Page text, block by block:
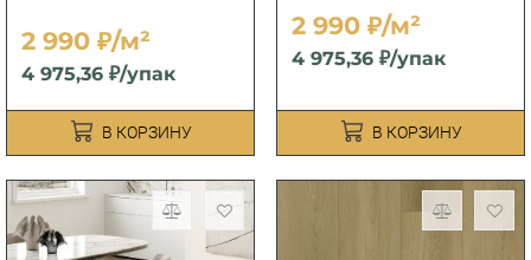
2 990 ₽/м²
4 975,36 ₽/упак
В КОРЗИНУ
2 990 ₽/м²
4 975,36 ₽/упак
В КОРЗИНУ